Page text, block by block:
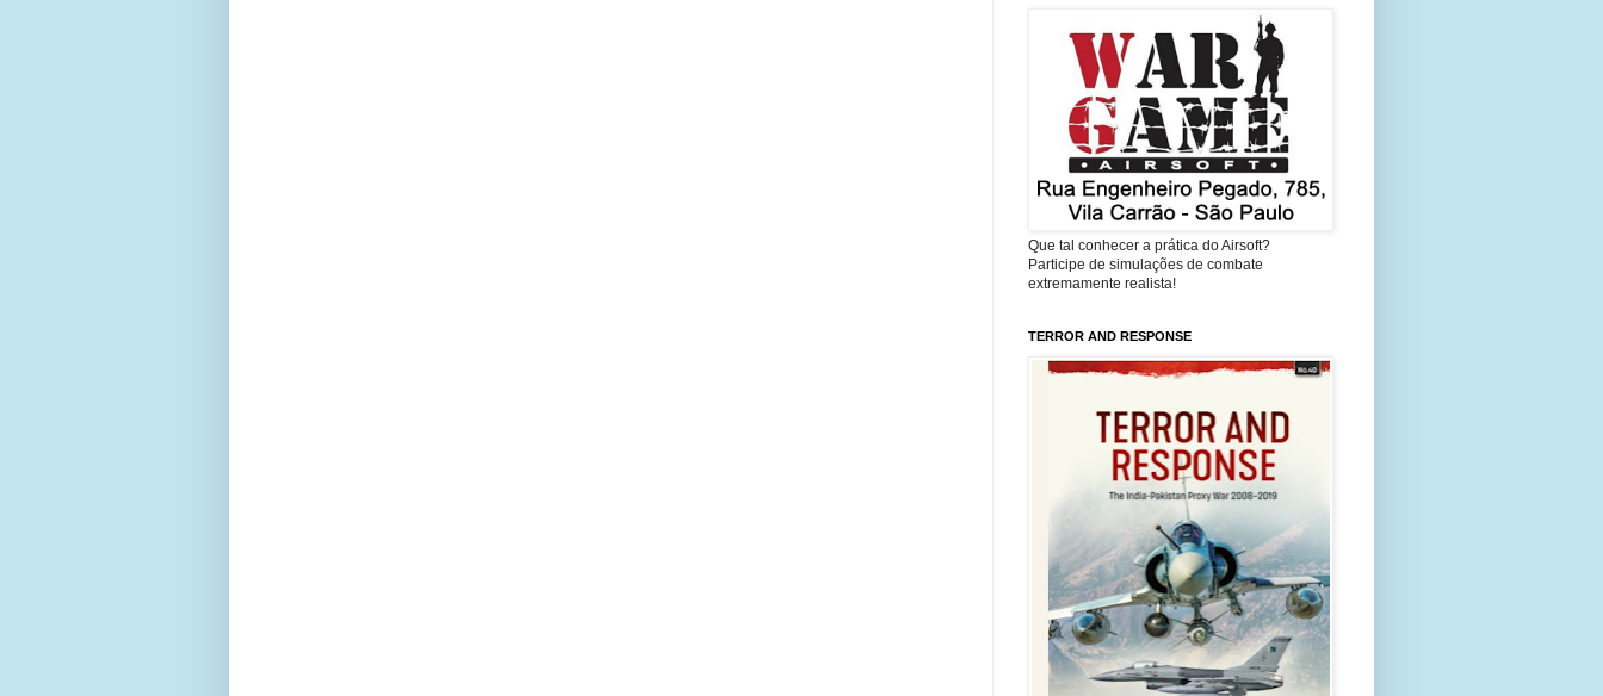
Que tal conhecer a prática do Airsoft?
Participe de simulações de combate
extremamente realista!
TERROR AND RESPONSE